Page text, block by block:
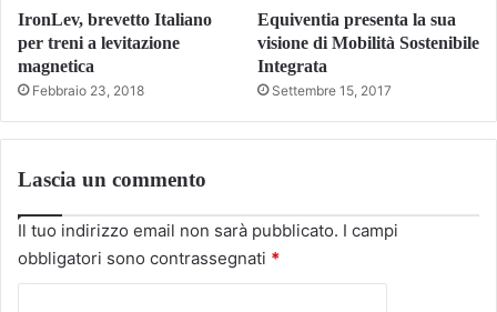
IronLev, brevetto Italiano
per treni a levitazione
magnetica
Febbraio 23, 2018
Equiventia presenta la sua
visione di Mobilità Sostenibile
Integrata
Settembre 15, 2017
Lascia un commento
Il tuo indirizzo email non sarà pubblicato. I campi
obbligatori sono contrassegnati *